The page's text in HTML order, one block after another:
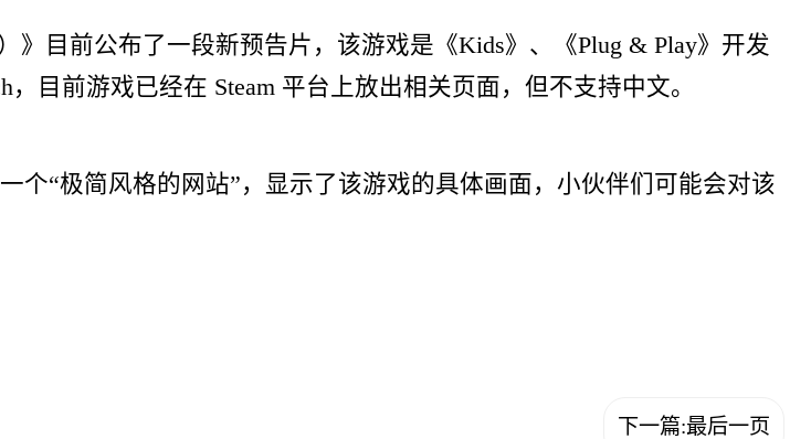
》目前公布了一段新预告片，该游戏是《Kids》、《Plug & Play》开发
目前游戏已经在 Steam 平台上放出相关页面，但不支持中文。
个“极简风格的网站”，显示了该游戏的具体画面，小伙伴们可能会对该
下一篇:最后一页